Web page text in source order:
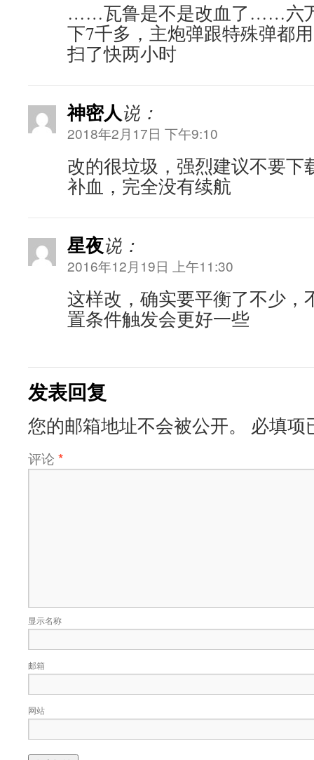
……瓦鲁是不是改血了……六
下7千多，主炮弹跟特殊弹都
扫了快两小时
神密人说：
2018年2月17日 下午9:10
改的很垃圾，强烈建议不要下
补血，完全没有续航
星夜说：
2016年12月19日 上午11:30
这样改，确实要平衡了不少，
置条件触发会更好一些
发表回复
您的邮箱地址不会被公开。 必填项
评论 *
显示名称
邮箱
网站